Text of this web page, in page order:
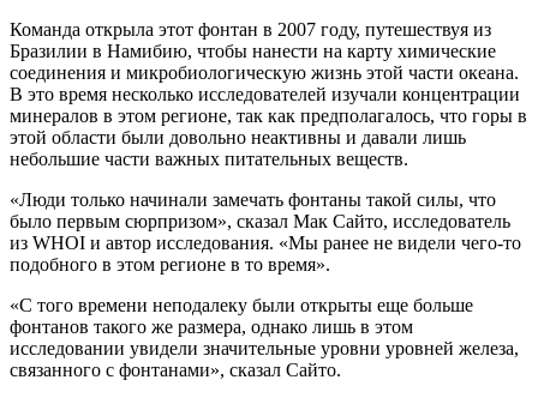
Команда открыла этот фонтан в 2007 году, путешествуя из
Бразилии в Намибию, чтобы нанести на карту химические
соединения и микробиологическую жизнь этой части океана.
В это время несколько исследователей изучали концентрации
минералов в этом регионе, так как предполагалось, что горы в
этой области были довольно неактивны и давали лишь
небольшие части важных питательных веществ.
«Люди только начинали замечать фонтаны такой силы, что
было первым сюрпризом», сказал Мак Сайто, исследователь
из WHOI и автор исследования. «Мы ранее не видели чего-то
подобного в этом регионе в то время».
«С того времени неподалеку были открыты еще больше
фонтанов такого же размера, однако лишь в этом
исследовании увидели значительные уровни уровней железа,
связанного с фонтанами», сказал Сайто.